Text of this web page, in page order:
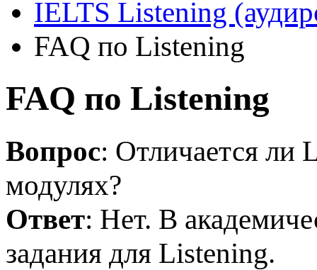
IELTS Listening
FAQ по Listening
FAQ по Listening
Вопрос: Отличается ли
модулях?
Ответ: Нет. В
задания для Listening.